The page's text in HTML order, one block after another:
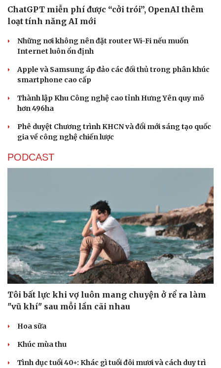
ChatGPT miễn phí được “cởi trói”, OpenAI thêm
loạt tính năng AI mới
Những nơi không nên đặt router Wi-Fi nếu muốn
Internet luôn ổn định
Apple và Samsung áp đảo các đối thủ trong phân khúc
smartphone cao cấp
Thành lập Khu Công nghệ cao tỉnh Hưng Yên quy mô
hơn 496ha
Phê duyệt Chương trình KHCN và đổi mới sáng tạo quốc
gia về công nghệ chiến lược
PODCAST
Tôi bất lực khi vợ luôn mang chuyện ở rể ra làm
"vũ khí" sau mỗi lần cãi nhau
Hoa sữa
Khúc mùa thu
Tình dục tuổi 40+: Khác gì tuổi đôi mươi và cách duy trì